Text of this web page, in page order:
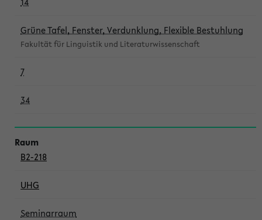
Grüne Tafel, Fenster, Verdunklung, Flexible Bestuhlung
Fakultät für Linguistik und Literaturwissenschaft
7
34
B2-218
UHG
Seminarraum